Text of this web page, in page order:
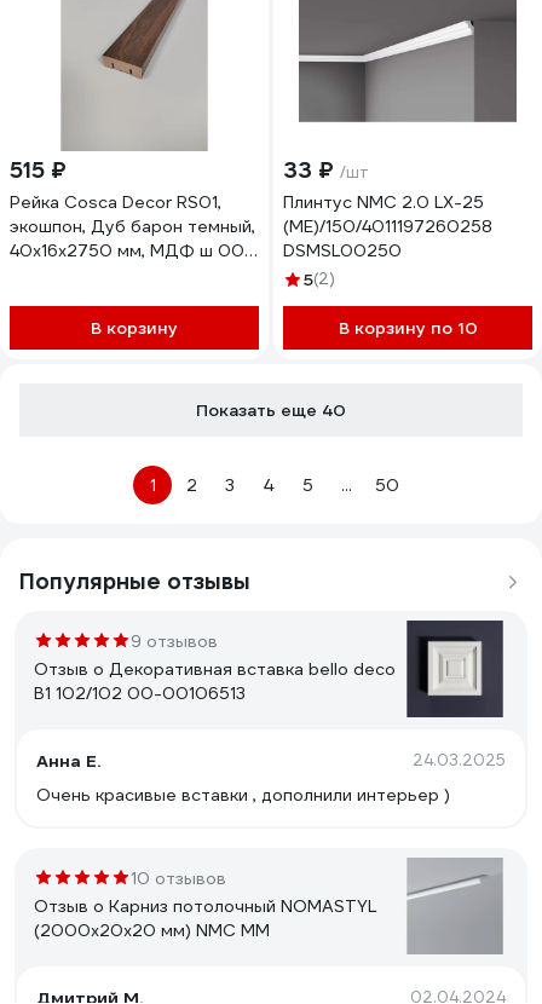
515 ₽
Рейка Cosca Decor RS01,
экошпон, Дуб барон темный,
40x16x2750 мм, МДФ ш 00-
В корзину
33 ₽ /шт
Плинтус NMC 2.0 LX-25
(ME)/150/4011197260258
DSMSL00250
5(2)
В корзину по 10
Показать еще 40
1 2 3 4 5 ... 50
Популярные отзывы
9 отзывов
Отзыв о Декоративная вставка bello deco
В1 102/102 00-00106513
Анна Е. 24.03.2025
Очень красивые вставки , дополнили интерьер )
10 отзывов
Отзыв о Карниз потолочный NOMASTYL
(2000х20х20 мм) NMC MM
Дмитрий М. 02.04.2024